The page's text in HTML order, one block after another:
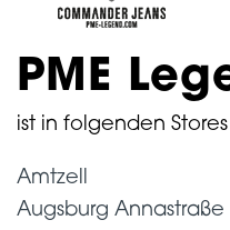
PME
ist in folgenden
Amtzell
Augsburg Annastraße